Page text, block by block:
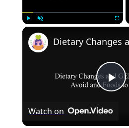
Watch on